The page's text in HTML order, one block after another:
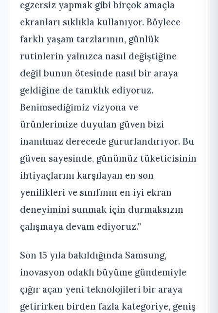
egzersiz yapmak gibi birçok amaçla
ekranları sıklıkla kullanıyor. Böylece
farklı yaşam tarzlarının, günlük
rutinlerin yalnızca nasıl değiştiğine
değil bunun ötesinde nasıl bir araya
geldiğine de tanıklık ediyoruz.
Benimsediğimiz vizyona ve
ürünlerimize duyulan güven bizi
inanılmaz derecede gururlandırıyor. Bu
güven sayesinde, günümüz tüketicisinin
ihtiyaçlarını karşılayan en son
yenilikleri ve sınıfının en iyi ekran
deneyimini sunmak için durmaksızın
çalışmaya devam ediyoruz.”
Son 15 yıla bakıldığında Samsung,
inovasyon odaklı büyüme gündemiyle
çığır açan yeni teknolojileri bir araya
getirirken birden fazla kategoriye, geniş